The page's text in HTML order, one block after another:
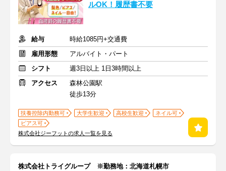
ルOK！履歴書不要
給与
時給1085円+交通費
雇用形態
アルバイト・パート
シフト
週3日以上 1日3時間以上
アクセス
森林公園駅
徒歩13分
扶養控除内勤務可 大学生歓迎 高校生歓迎
ネイル可
ピアス可
株式会社ジーフットの求人一覧を見る
株式会社トライグループ ※勤務地：北海道札幌市